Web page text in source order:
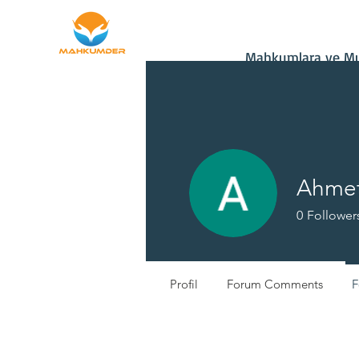
Mahkumlara ve
0
Profil Forum Comments